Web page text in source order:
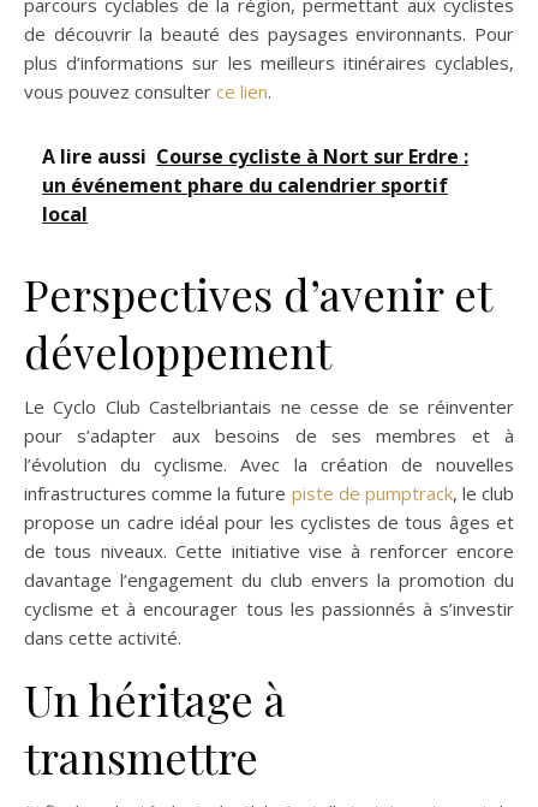
parcours cyclables de la région, permettant aux cyclistes
de découvrir la beauté des paysages environnants. Pour
plus d’informations sur les meilleurs itinéraires cyclables,
vous pouvez consulter ce lien.
A lire aussi Course cycliste à Nort sur Erdre :
un événement phare du calendrier sportif
local
Perspectives d’avenir et
développement
Le Cyclo Club Castelbriantais ne cesse de se réinventer
pour s’adapter aux besoins de ses membres et à
l’évolution du cyclisme. Avec la création de nouvelles
infrastructures comme la future piste de pumptrack, le club
propose un cadre idéal pour les cyclistes de tous âges et
de tous niveaux. Cette initiative vise à renforcer encore
davantage l’engagement du club envers la promotion du
cyclisme et à encourager tous les passionnés à s’investir
dans cette activité.
Un héritage à
transmettre